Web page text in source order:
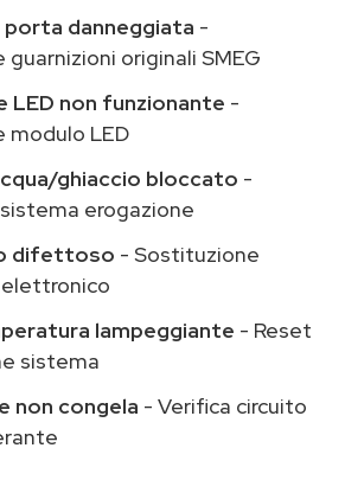
porta danneggiata -
originali SMEG
LED non funzionante -
LED
ghiaccio bloccato -
erogazione
difettoso - Sostituzione
lampeggiante - Reset
sistema
non congela - Verifica circuito